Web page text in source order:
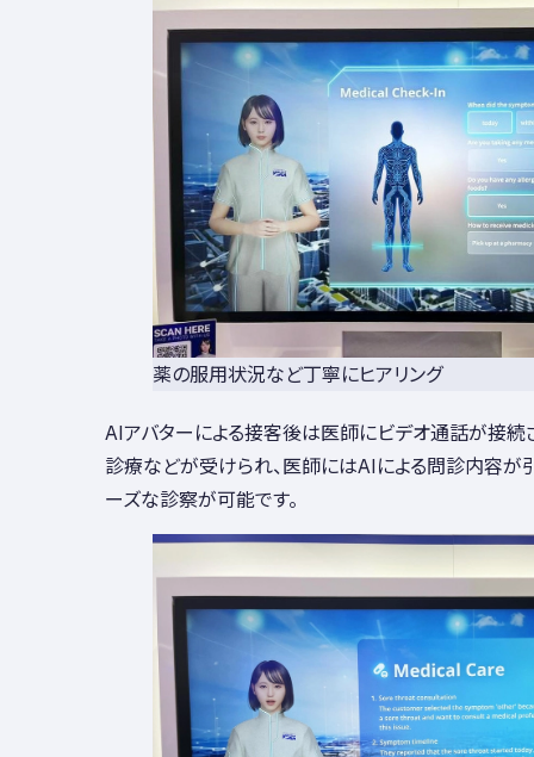
薬の服用状況など丁寧にヒアリング
AIアバターによる接客後は医師にビデオ通話が接続
診療などが受けられ、医師にはAIによる問診内容が
ーズな診察が可能です。